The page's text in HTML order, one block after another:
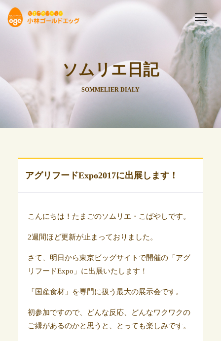
ソムリエ日記
SOMMELIER DIALY
アグリフードExpo2017に出展します！
こんにちは！たまごのソムリエ・こばやしです。
2週間ほど更新が止まっておりました。
さて、明日から東京ビッグサイトで開催の「アグ
リフードExpo」に出展いたします！
「国産食材」を専門に扱う最大の展示会です。
初参加ですので、どんな反応、どんなワクワクの
ご縁があるのかと思うと、とっても楽しみです。